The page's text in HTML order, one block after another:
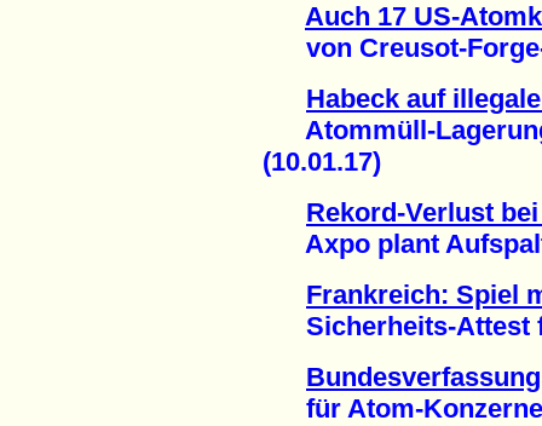
Auch 17 US-
von Creusot-Forge-
Habeck auf
Atommüll-
(10.01.17)
Rekord-Verlust
Axpo plant
Frankreich: Spiel
Sicherheits-Attest
für Atom-Konzerne